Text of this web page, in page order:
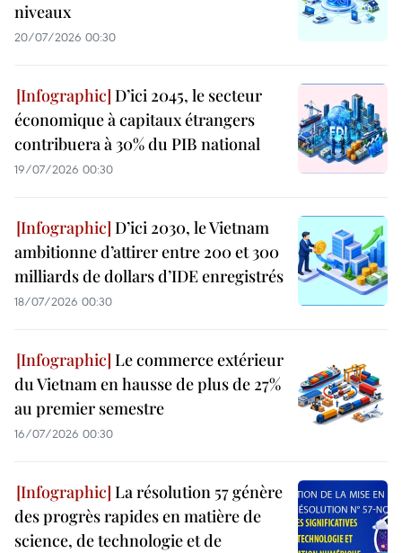
niveaux
20/07/2026 00:30
D’ici 2045, le secteur
économique à capitaux étrangers
contribuera à 30% du PIB national
19/07/2026 00:30
D’ici 2030, le Vietnam
ambitionne d’attirer entre 200 et 300
milliards de dollars d’IDE enregistrés
18/07/2026 00:30
Le commerce extérieur
du Vietnam en hausse de plus de 27%
au premier semestre
16/07/2026 00:30
La résolution 57 génère
des progrès rapides en matière de
science, de technologie et de